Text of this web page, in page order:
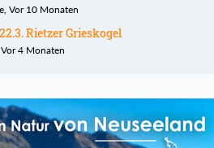
Vor 10 Monaten
Rietzer Grieskogel
4 Monaten